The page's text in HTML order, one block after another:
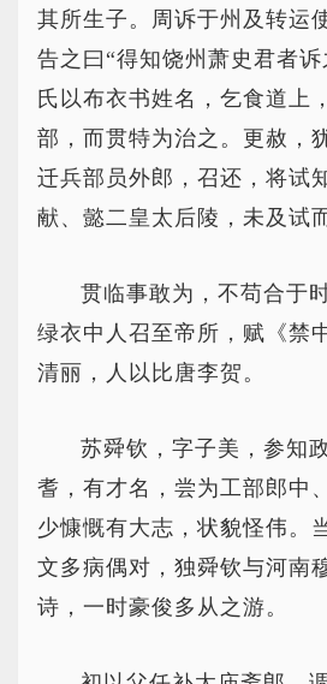
其所生子。周诉于州及转运
告之曰“得知饶州萧史君者诉
氏以布衣书姓名，乞食道上
部，而贯特为治之。更赦，
迁兵部员外郎，召还，将试
献、懿二皇太后陵，未及试
贯临事敢为，不苟合于
绿衣中人召至帝所，赋《禁
清丽，人以比唐李贺。
苏舜钦，字子美，参知
耆，有才名，尝为工部郎中
少慷慨有大志，状貌怪伟。
文多病偶对，独舜钦与河南
诗，一时豪俊多从之游。